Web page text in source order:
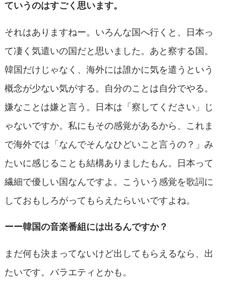
ていうのはすごく思います。
それはありますねー。いろんな国へ行くと、日本っ
て凄く気遣いの国だと思いました。あと察する国。
韓国だけじゃなく、海外には誰かに気を遣うという
概念が少ない気がする。自分のことは自分でやる。
嫌なことは嫌と言う。日本は「察してください」じ
ゃないですか。私にもその感覚があるから、これま
で海外では「なんでそんなひどいこと言うの？」み
たいに感じることも結構ありましたもん。日本って
繊細で優しい国なんですよ。こういう感覚を歌詞に
しておもしろがってもらえたらいいですよね。
ーー韓国の音楽番組には出るんですか？
まだ何も決まってないけど出してもらえるなら、出
たいです。バラエティとかも。